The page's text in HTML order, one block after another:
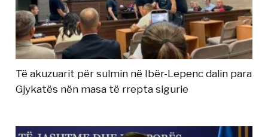
Të akuzuarit për sulmin në Ibër-Lepenc dalin para
Gjykatës nën masa të rrepta sigurie